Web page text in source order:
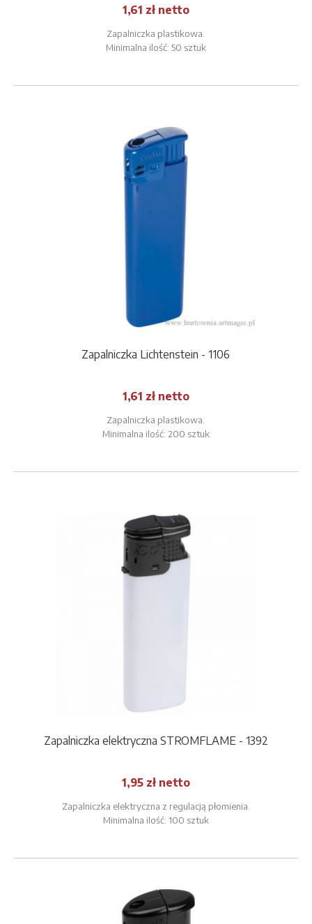
1,61 zł netto
Zapalniczka plastikowa.
Minimalna ilość: 50 sztuk
Zapalniczka Lichtenstein - 1106
1,61 zł netto
Zapalniczka plastikowa.
Minimalna ilość: 200 sztuk
Zapalniczka elektryczna STROMFLAME - 1392
1,95 zł netto
Zapalniczka elektryczna z regulacją płomienia.
Minimalna ilość: 100 sztuk